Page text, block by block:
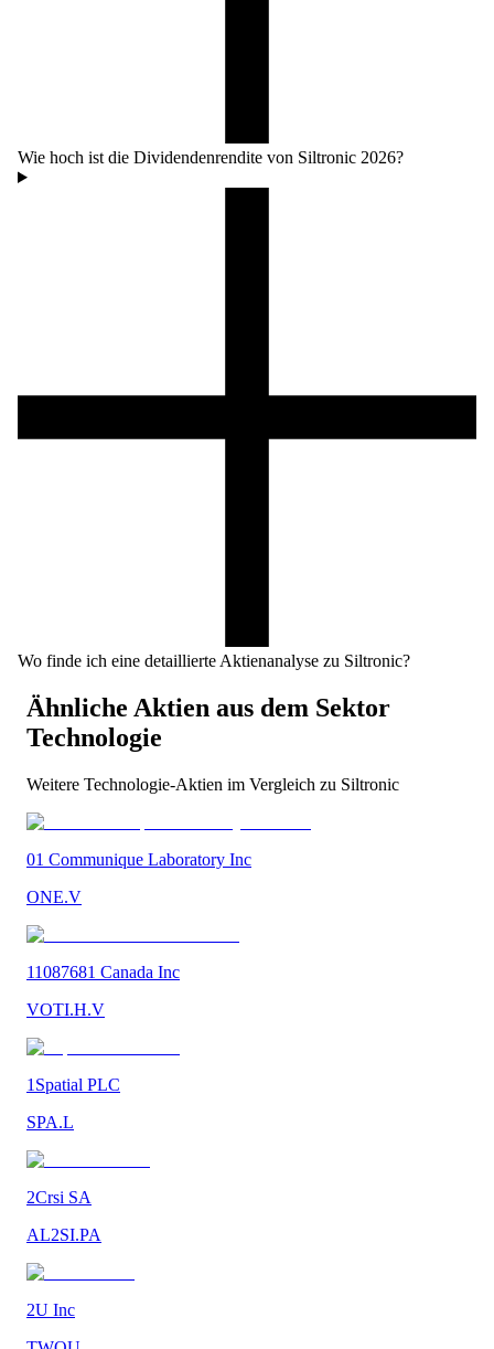
Wie hoch ist die Dividendenrendite von Siltronic 2026?
Wo finde ich eine detaillierte Aktienanalyse zu Siltronic?
Ähnliche Aktien aus dem Sektor
Technologie
Weitere Technologie-Aktien im Vergleich zu Siltronic
01 Communique Laboratory Inc
ONE.V
11087681 Canada Inc
VOTI.H.V
1Spatial PLC
SPA.L
2Crsi SA
AL2SI.PA
2U Inc